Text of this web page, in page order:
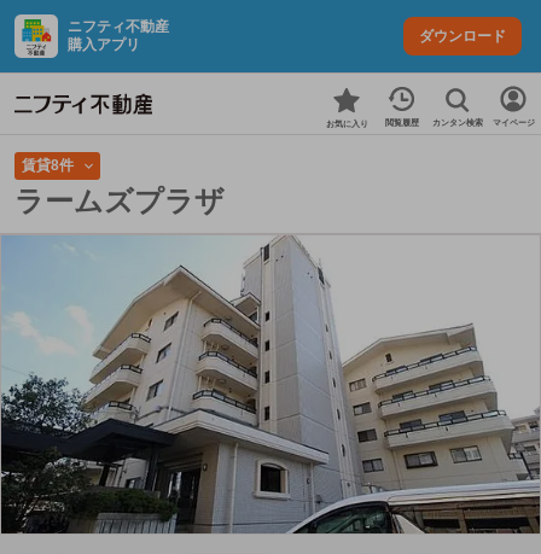
ニフティ不動産
購入アプリ
ダウンロード
お気に入り 閲覧履歴 カンタン検索 マイページ
賃貸8件
ラームズプラザ